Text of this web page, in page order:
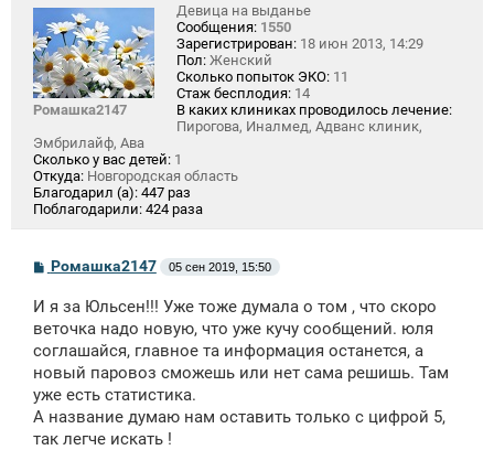
Ромашка2147
Девица на выданье
Сообщения: 1550
Зарегистрирован: 18 июн 2013, 14:29
Пол: Женский
Сколько попыток ЭКО: 11
Стаж бесплодия: 14
В каких клиниках проводилось лечение:
Пирогова, Иналмед, Адванс клиник,
Эмбрилайф, Ава
Сколько у вас детей: 1
Откуда: Новгородская область
Благодарил (а): 447 раз
Поблагодарили: 424 раза
С
о
б
щ
н
и
Ромашка2147 05 сен 2019, 15:50
И я за Юльсен!!! Уже тоже думала о том , что скоро
веточка надо новую, что уже кучу сообщений. юля
соглашайся, главное та информация останется, а
новый паровоз сможешь или нет сама решишь. Там
уже есть статистика.
А название думаю нам оставить только с цифрой 5,
так легче искать !